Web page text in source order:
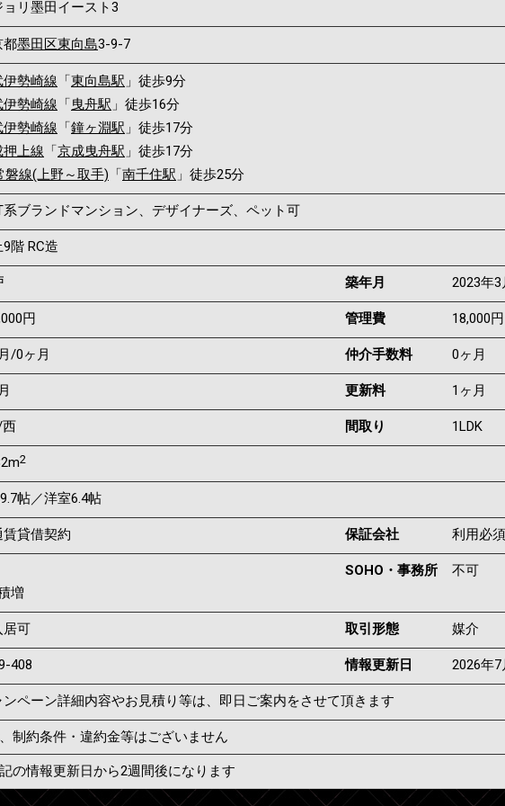
ョリ墨田イースト3
都墨田区東向島3-9-7
伊勢崎線 「東向島駅 」徒歩9分
伊勢崎線 「曳舟駅 」徒歩16分
伊勢崎線 「鐘ヶ淵駅 」徒歩17分
押上線 「京成曳舟駅 」徒歩17分
磐線(上野～取手) 「南千住駅 」徒歩25分
系ブランドマンション、デザイナーズ、ペット可
階 RC造
築年月 2023年3
円 管理費 18,000円
/0ヶ月 仲介手数料 0ヶ月
更新料 1ヶ月
間取り 1LDK
2
帖／洋室6.4帖
賃貸借契約 保証会社 利用必須
増
SOHO・事務所 不可
居可 取引形態 媒介
408 情報更新日 2026年
ンペーン詳細内容やお見積り等は、即日ご案内をさせて頂きます
制約条件・違約金等はございません
の情報更新日から2週間後になります